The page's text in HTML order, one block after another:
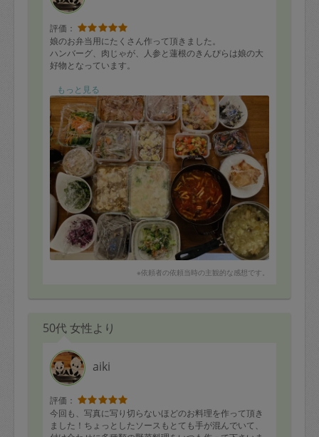
評価：
娘のお弁当用にたくさん作って頂きました。
ハンバーグ、肉じゃが、人参と蓮根のきんぴらは娘の大
好物となっています。
私にはとても思い付かない味付けをしてくださり、食べ
方にもアドバイスを頂けるので本当に感謝です。
黙々とスピーディにお仕事されるので、プロの方ってす
ごいですね。
またよろしくお願いします。
もっと見る
※依頼者の依頼当時の主観的な感想です。
50代 女性より
aiki
評価：
今回も、写真に写り切らないほどのお料理を作って頂き
ました！ちょっとしたソースもとても手が混んでいて、